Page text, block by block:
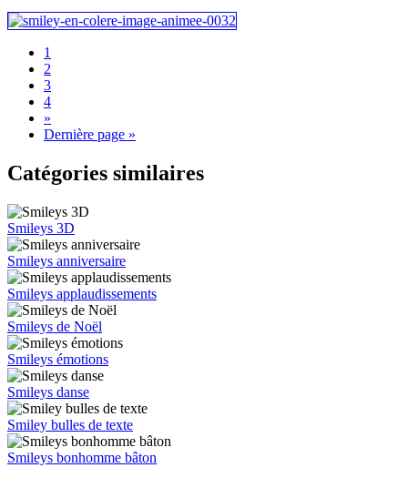
1
2
3
4
»
Dernière page »
Catégories similaires
Smileys 3D
Smileys anniversaire
Smileys applaudissements
Smileys de Noël
Smileys émotions
Smileys danse
Smiley bulles de texte
Smileys bonhomme bâton